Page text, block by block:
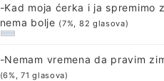
-Kad moja ćerka i ja spremimo
nema bolje (7%, 82 glasova)
-Nemam vremena da pravim
(6%, 71 glasova)